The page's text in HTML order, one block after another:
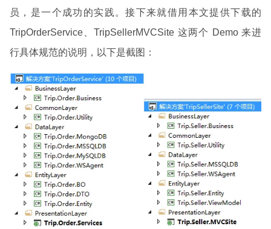
员，是一个成功的实践。接下来就借用本文提供下载的
TripOrderService、TripSellerMVCSite 这两个 Demo 来进
行具体规范的说明，以下是截图：